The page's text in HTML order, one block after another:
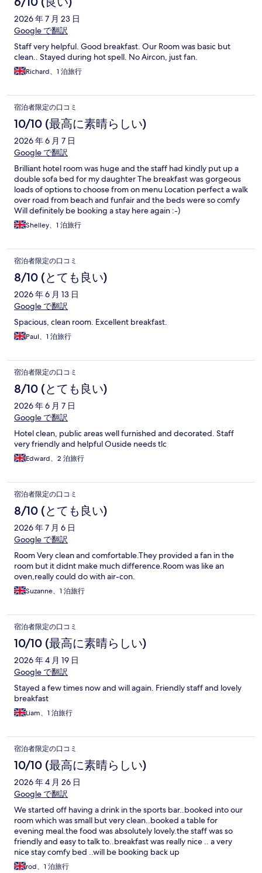
2026 年 7 月 23 日
Google で翻訳
Staff very helpful. Good breakfast. Our Room was basic but
clean.. Stayed during hot spell. No Aircon, just fan.
Richard、1 泊旅行
宿泊者限定の口コミ
10/10 (最高に素晴らしい)
2026 年 6 月 7 日
Google で翻訳
Brilliant hotel room was huge and the staff had kindly put up a
double sofa bed for my daughter The breakfast was gorgeous
loads of options to choose from on menu Location perfect a walk
over road from beach and funfair and the beds were so comfy
Will definitely be booking a stay here again :-)
Shelley、1 泊旅行
宿泊者限定の口コミ
8/10 (とても良い)
2026 年 6 月 13 日
Google で翻訳
Spacious, clean room. Excellent breakfast.
Paul、1 泊旅行
宿泊者限定の口コミ
8/10 (とても良い)
2026 年 6 月 7 日
Google で翻訳
Hotel clean, public areas well furnished and decorated. Staff
very friendly and helpful Ouside needs tlc
Edward、2 泊旅行
宿泊者限定の口コミ
8/10 (とても良い)
2026 年 7 月 6 日
Google で翻訳
Room Very clean and comfortable.They provided a fan in the
room but it didnt make much difference.Room was like an
oven,really could do with air-con.
Suzanne、1 泊旅行
宿泊者限定の口コミ
10/10 (最高に素晴らしい)
2026 年 4 月 19 日
Google で翻訳
Stayed a few times now and will again. Friendly staff and lovely
breakfast
Liam、1 泊旅行
宿泊者限定の口コミ
10/10 (最高に素晴らしい)
2026 年 4 月 26 日
Google で翻訳
We started off having a drink in the sports bar..booked into our
room which was small but very clean..booked a table for
evening meal.the food was absolutely lovely.the staff was so
friendly and easy to talk to..breakfast was really nice .. a very
nice stay comfy bed ..will be booking back up
rod、1 泊旅行